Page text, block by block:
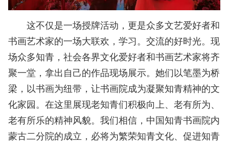
这不仅是一场授牌活动，更是众多文艺爱好者和
书画艺术家的一场大联欢，学习。交流的好时光。现
场众多知青，社会各界文化爱好者和书画艺术家将齐
聚一堂，拿出自己的作品现场展示。她们以笔墨为桥
梁，以书画为纽带，让书画院成为凝聚知青精神的文
化家园。在这里展现老知青们积极向上、老有所为、
老有所乐的精神风貌。我们相信，中国知青书画院内
蒙古二分院的成立，必将为繁荣知青文化、促进知青